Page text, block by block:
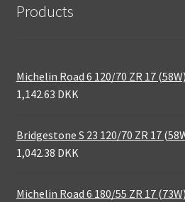
Products
Michelin Road 6 120/70 ZR 17
1,142.63 DKK
Bridgestone S 23 120/70 ZR 17
1,042.38 DKK
Michelin Road 6 180/55 ZR 17